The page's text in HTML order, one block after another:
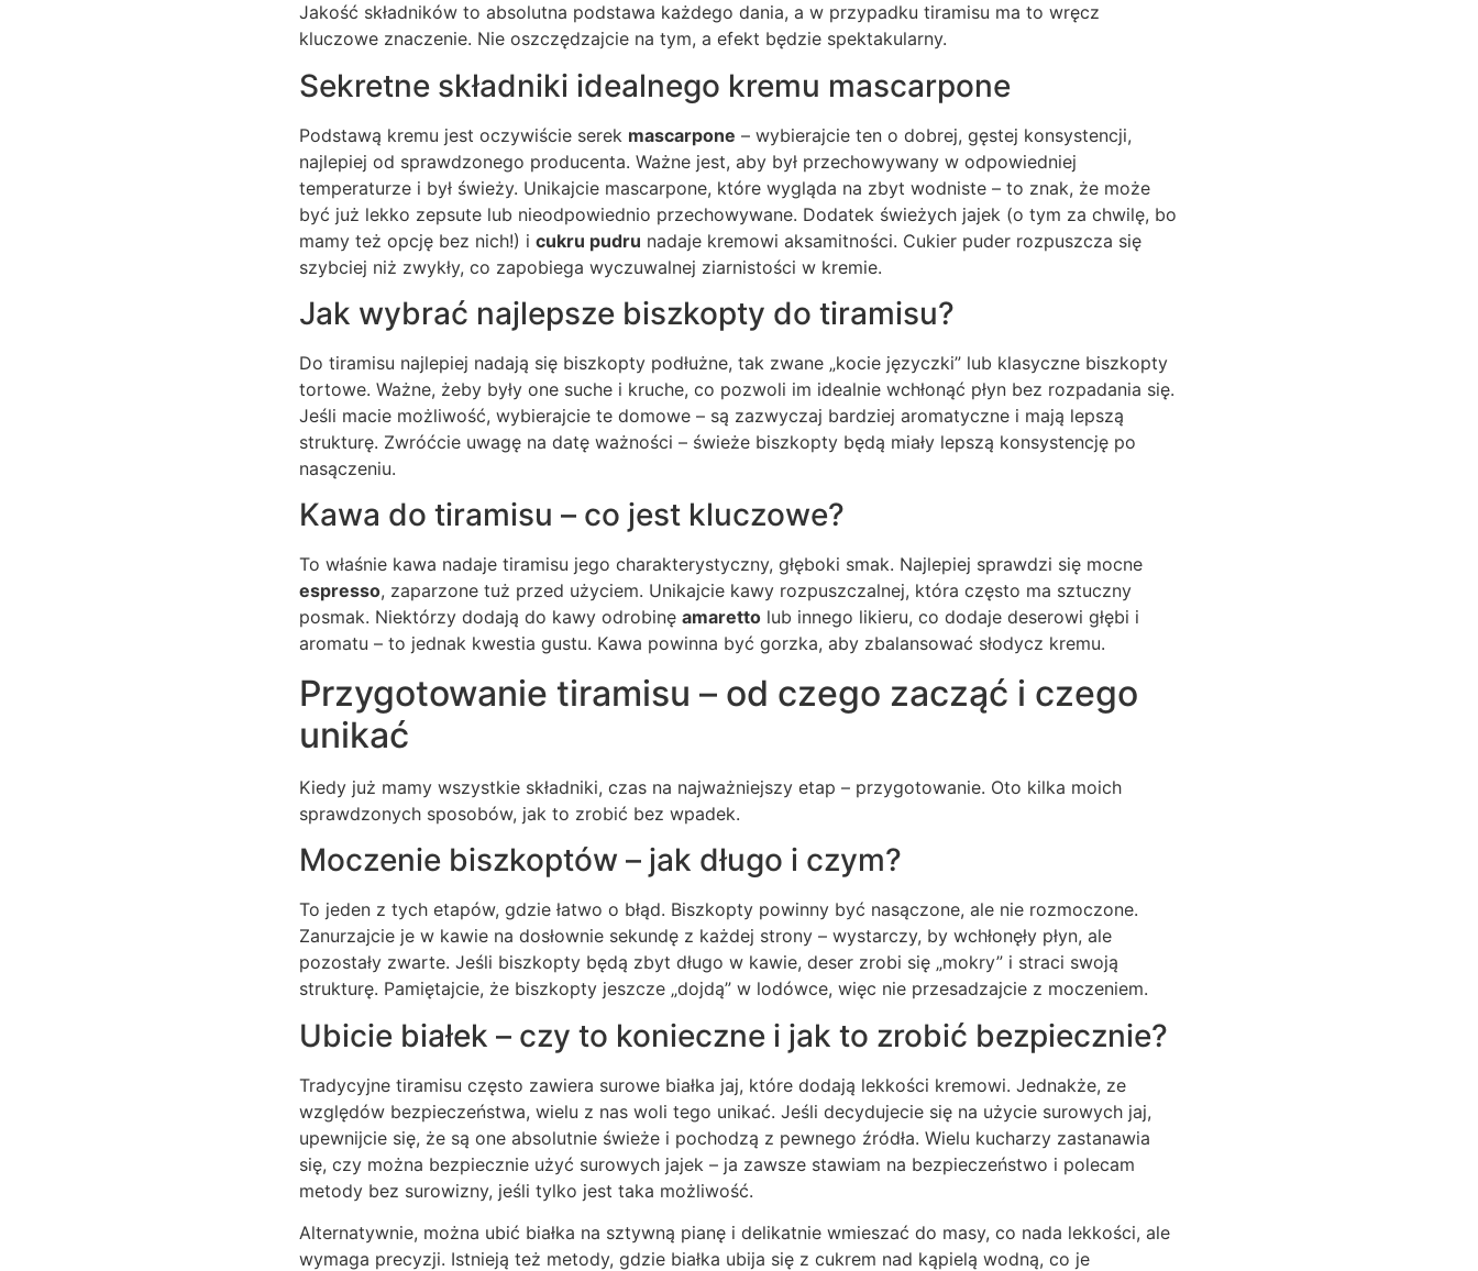
Jakość składników to absolutna podstawa każdego dania, a w przypadku tiramisu ma to wręcz
kluczowe znaczenie. Nie oszczędzajcie na tym, a efekt będzie spektakularny.
Sekretne składniki idealnego kremu mascarpone
Podstawą kremu jest oczywiście serek mascarpone – wybierajcie ten o dobrej, gęstej konsystencji,
najlepiej od sprawdzonego producenta. Ważne jest, aby był przechowywany w odpowiedniej
temperaturze i był świeży. Unikajcie mascarpone, które wygląda na zbyt wodniste – to znak, że może
być już lekko zepsute lub nieodpowiednio przechowywane. Dodatek świeżych jajek (o tym za chwilę, bo
mamy też opcję bez nich!) i cukru pudru nadaje kremowi aksamitności. Cukier puder rozpuszcza się
szybciej niż zwykły, co zapobiega wyczuwalnej ziarnistości w kremie.
Jak wybrać najlepsze biszkopty do tiramisu?
Do tiramisu najlepiej nadają się biszkopty podłużne, tak zwane „kocie języczki” lub klasyczne biszkopty
tortowe. Ważne, żeby były one suche i kruche, co pozwoli im idealnie wchłonąć płyn bez rozpadania się.
Jeśli macie możliwość, wybierajcie te domowe – są zazwyczaj bardziej aromatyczne i mają lepszą
strukturę. Zwróćcie uwagę na datę ważności – świeże biszkopty będą miały lepszą konsystencję po
nasączeniu.
Kawa do tiramisu – co jest kluczowe?
To właśnie kawa nadaje tiramisu jego charakterystyczny, głęboki smak. Najlepiej sprawdzi się mocne
espresso, zaparzone tuż przed użyciem. Unikajcie kawy rozpuszczalnej, która często ma sztuczny
posmak. Niektórzy dodają do kawy odrobinę amaretto lub innego likieru, co dodaje deserowi głębi i
aromatu – to jednak kwestia gustu. Kawa powinna być gorzka, aby zbalansować słodycz kremu.
Przygotowanie tiramisu – od czego zacząć i czego
unikać
Kiedy już mamy wszystkie składniki, czas na najważniejszy etap – przygotowanie. Oto kilka moich
sprawdzonych sposobów, jak to zrobić bez wpadek.
Moczenie biszkoptów – jak długo i czym?
To jeden z tych etapów, gdzie łatwo o błąd. Biszkopty powinny być nasączone, ale nie rozmoczone.
Zanurzajcie je w kawie na dosłownie sekundę z każdej strony – wystarczy, by wchłonęły płyn, ale
pozostały zwarte. Jeśli biszkopty będą zbyt długo w kawie, deser zrobi się „mokry” i straci swoją
strukturę. Pamiętajcie, że biszkopty jeszcze „dojdą” w lodówce, więc nie przesadzajcie z moczeniem.
Ubicie białek – czy to konieczne i jak to zrobić bezpiecznie?
Tradycyjne tiramisu często zawiera surowe białka jaj, które dodają lekkości kremowi. Jednakże, ze
względów bezpieczeństwa, wielu z nas woli tego unikać. Jeśli decydujecie się na użycie surowych jaj,
upewnijcie się, że są one absolutnie świeże i pochodzą z pewnego źródła. Wielu kucharzy zastanawia
się, czy można bezpiecznie użyć surowych jajek – ja zawsze stawiam na bezpieczeństwo i polecam
metody bez surowizny, jeśli tylko jest taka możliwość.
Alternatywnie, można ubić białka na sztywną pianę i delikatnie wmieszać do masy, co nada lekkości, ale
wymaga precyzji. Istnieją też metody, gdzie białka ubija się z cukrem nad kąpielą wodną, co je